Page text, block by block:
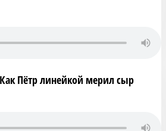
Пётр линейкой мерил сыр